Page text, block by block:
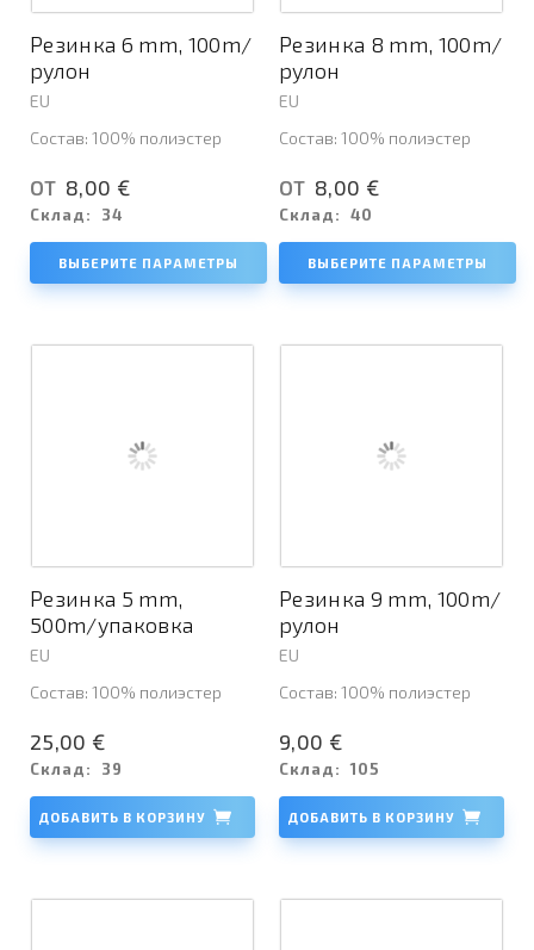
Резинка 6 mm, 100m/
рулон
EU
Состав: 100% полиэстер
ОТ 8,00 €
Склад: 34
ВЫБЕРИТЕ ПАРАМЕТРЫ
Резинка 8 mm, 100m/
рулон
EU
Состав: 100% полиэстер
ОТ 8,00 €
Склад: 40
ВЫБЕРИТЕ ПАРАМЕТРЫ
Резинка 5 mm,
500m/упаковка
EU
Состав: 100% полиэстер
25,00 €
Склад: 39
ДОБАВИТЬ В КОРЗИНУ
Резинка 9 mm, 100m/
рулон
EU
Состав: 100% полиэстер
9,00 €
Склад: 105
ДОБАВИТЬ В КОРЗИНУ